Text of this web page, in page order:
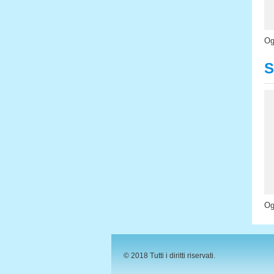
© 2018 Tutti i diritti riservati.